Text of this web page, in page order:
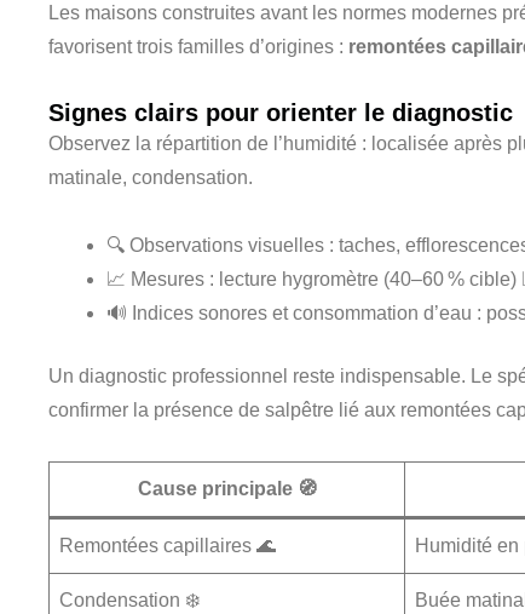
Les maisons construites avant les normes modernes
favorisent trois familles d’origines : remontées
Signes clairs pour orienter le diagnostic
Observez la répartition de l’humidité : localisée après
matinale, condensation.
🔍 Observations visuelles : taches,
📈 Mesures : lecture hygromètre (40–60 % cible)
🔊 Indices sonores et consommation d’eau :
Un diagnostic professionnel reste indispensable. Le
confirmer la présence de salpêtre lié aux remontées
Cause principale 🧭
Remontées capillaires 🌊 Humidité en
Condensation ❄️ Buée